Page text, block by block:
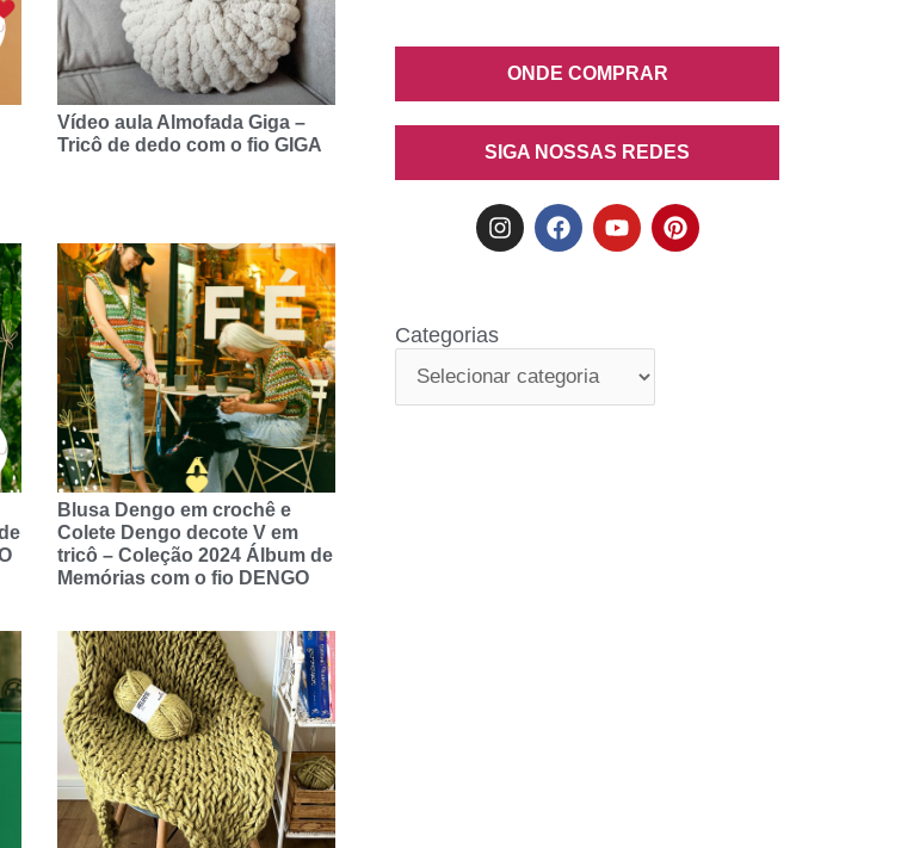
Vídeo aula Almofada Giga –
Tricô de dedo com o fio GIGA
Blusa Dengo em crochê e
Colete Dengo decote V em
tricô – Coleção 2024 Álbum de
Memórias com o fio DENGO
ONDE COMPRAR
SIGA NOSSAS REDES
Categorias